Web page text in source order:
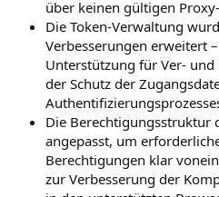
über keinen gültigen
Die Token-Verwaltung
Verbesserungen erweitert
Unterstützung für Ver-
der Schutz der
Die Berechtigungsstruktur
angepasst, um
Berechtigungen klar
zur Verbesserung der